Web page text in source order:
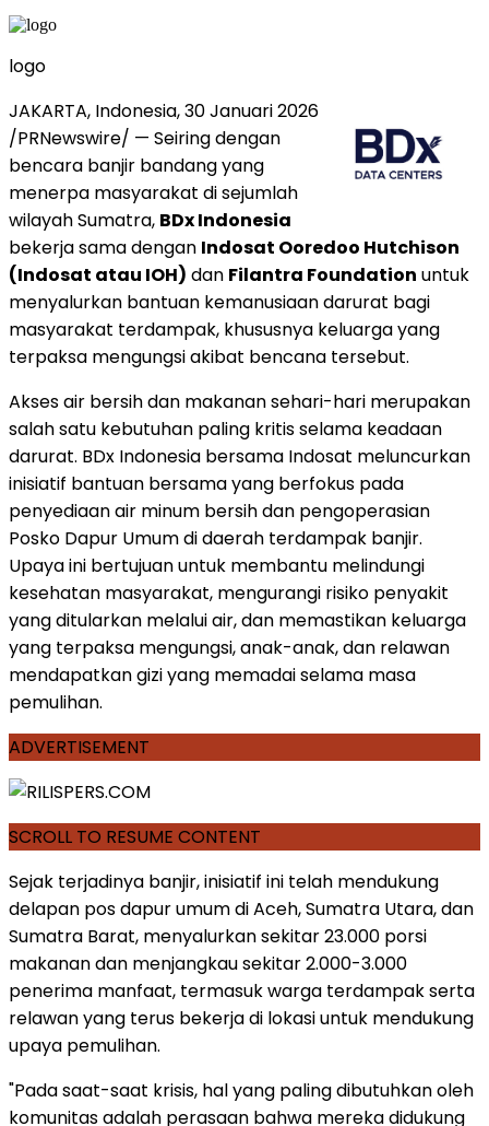
logo
JAKARTA, Indonesia, 30 Januari 2026
/PRNewswire/ — Seiring dengan
bencara banjir bandang yang
menerpa masyarakat di sejumlah
wilayah Sumatra, BDx Indonesia
bekerja sama dengan Indosat Ooredoo Hutchison
(Indosat atau IOH) dan Filantra Foundation untuk
menyalurkan bantuan kemanusiaan darurat bagi
masyarakat terdampak, khususnya keluarga yang
terpaksa mengungsi akibat bencana tersebut.
Akses air bersih dan makanan sehari-hari merupakan
salah satu kebutuhan paling kritis selama keadaan
darurat. BDx Indonesia bersama Indosat meluncurkan
inisiatif bantuan bersama yang berfokus pada
penyediaan air minum bersih dan pengoperasian
Posko Dapur Umum di daerah terdampak banjir.
Upaya ini bertujuan untuk membantu melindungi
kesehatan masyarakat, mengurangi risiko penyakit
yang ditularkan melalui air, dan memastikan keluarga
yang terpaksa mengungsi, anak-anak, dan relawan
mendapatkan gizi yang memadai selama masa
pemulihan.
ADVERTISEMENT
SCROLL TO RESUME CONTENT
Sejak terjadinya banjir, inisiatif ini telah mendukung
delapan pos dapur umum di Aceh, Sumatra Utara, dan
Sumatra Barat, menyalurkan sekitar 23.000 porsi
makanan dan menjangkau sekitar 2.000-3.000
penerima manfaat, termasuk warga terdampak serta
relawan yang terus bekerja di lokasi untuk mendukung
upaya pemulihan.
"Pada saat-saat krisis, hal yang paling dibutuhkan oleh
komunitas adalah perasaan bahwa mereka didukung